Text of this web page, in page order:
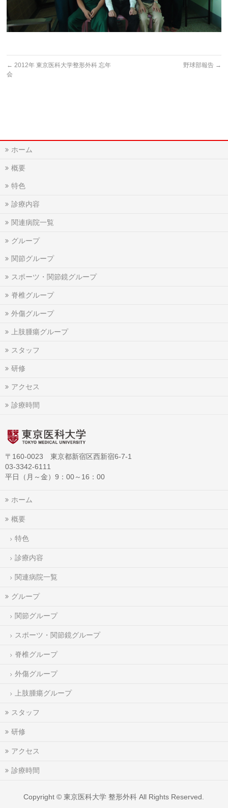
← 2012年 東京医科大学整形外科 忘年
会
野球部報告 →
ホーム
概要
特色
診療内容
関連病院一覧
グループ
関節グループ
スポーツ・関節鏡グループ
脊椎グループ
外傷グループ
上肢腫瘍グループ
スタッフ
研修
アクセス
診療時間
〒160-0023 東京都新宿区西新宿6-7-1
03-3342-6111
平日（月～金）9：00～16：00
ホーム
概要
特色
診療内容
関連病院一覧
グループ
関節グループ
スポーツ・関節鏡グループ
脊椎グループ
外傷グループ
上肢腫瘍グループ
スタッフ
研修
アクセス
診療時間
Copyright ©東京医科大学 整形外科 All Rights Reserved.